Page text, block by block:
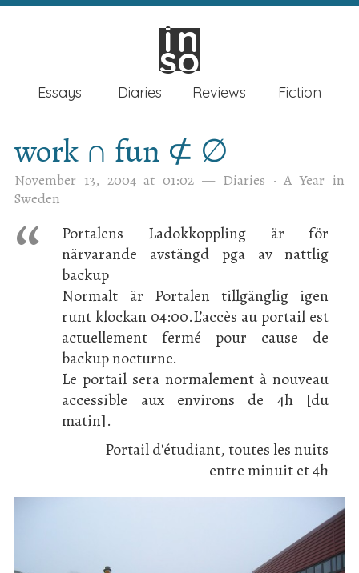
in
so
in
so
Essays Diaries Reviews Fiction
work ∩ fun ⊄ ∅
November 13, 2004 at 01:02 — Diaries ·A Year in
Sweden
Portalens Ladokkoppling är för
närvarande avstängd pga av nattlig
backup
Normalt är Portalen tillgänglig igen
runt klockan 04:00.L’accès au portail est
actuellement fermé pour cause de
backup nocturne.
Le portail sera normalement à nouveau
accessible aux environs de 4h [du
matin].